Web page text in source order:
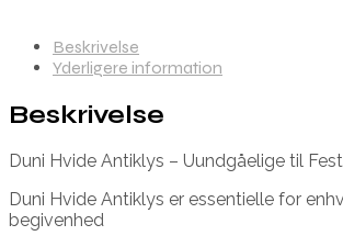
Beskrivelse
Yderligere information
Beskrivelse
Duni Hvide Antiklys – Uundgåelige til
Duni Hvide Antiklys er essentielle for
begivenhed